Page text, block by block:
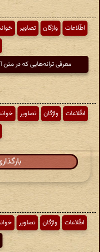
اطّلاعات واژگان تصاویر
معرفی ترانه‌هایی که در متن
اطّلاعات واژگان تصاویر
اطّلاعات واژگان تصاویر